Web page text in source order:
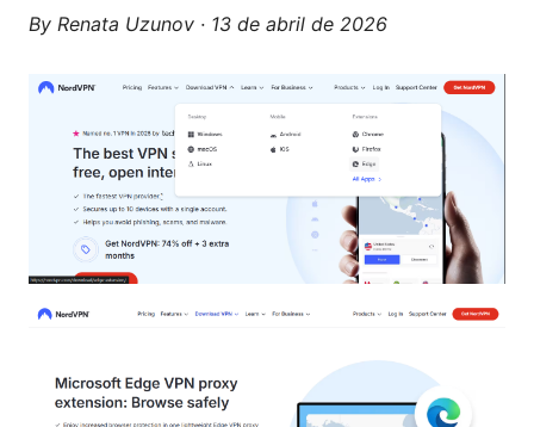
By Renata Uzunov · 13 de abril de 2026